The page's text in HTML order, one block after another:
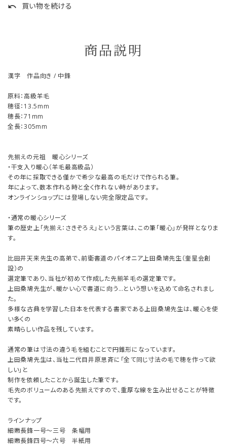
undo 買い物を続ける
商品説明
漢字 作品向き / 中鋒
原料：高級羊毛
穂径：13.5mm
穂長：71mm
全長：305mm
先揃えの元祖 暖心シリーズ
・干支入り暖心（羊毛最高級品）
その年に採取できる僅かで希少な最高の毛だけで作られる筆。
年によって、数本作れる時と全く作れない時があります。
オンラインショップには登場しない完全限定品です。
・通常の暖心シリーズ
筆の歴史上「先揃え：さきぞろえ」という言葉は、この筆「暖心」が発祥となりま
す。
比田井天来先生の高弟で、前衛書道のパイオニア上田桑鳩先生（奎星会創
設）の
選定筆であり、当社が初めて作成した先揃羊毛の選定筆です。
上田桑鳩先生が、暖かい心で書道に向う…という想いを込めて命名されまし
た。
多様な古典を学習した日本を代表する書家である上田桑鳩先生は、暖心を使
い多くの
素晴らしい作品を残しています。
通常の筆は寸法の違う毛を組むことで円錐形になっています。
上田桑鳩先生は、当社二代目井原思斉に「全て同じ寸法の毛で穂を作って欲
しい」と
制作を依頼したことから誕生した筆です。
毛先のボリュームのある先揃えですので、重厚な線を生み出せることが特徴
です。
ラインナップ
細嫩長鋒一号～三号 条幅用
細嫩長鋒四号～六号 半紙用